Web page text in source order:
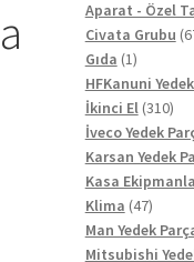
ürün
Aparat - Özel
Civata Grubu
Gıda 11
ürün
HFKanuni
İkinci El 310310
İveco Yedek
Karsan Yedek
Kasa
Klima 4747
ürün
Man Yedek
Mitsubishi